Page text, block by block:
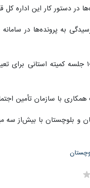
به پرونده‌ها در
تأمین اجتماعی و اجرای دقیق ماده ۱۴۸ قانون